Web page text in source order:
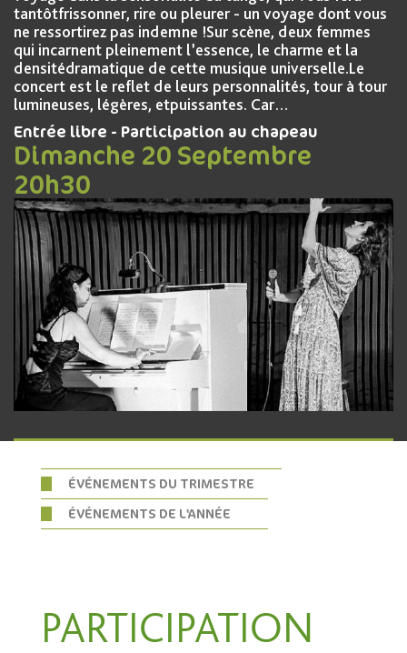
tantôtfrissonner, rire ou pleurer - un voyage dont vous
ne ressortirez pas indemne !Sur scène, deux femmes
qui incarnent pleinement l’essence, le charme et la
densitédramatique de cette musique universelle.Le
concert est le reflet de leurs personnalités, tour à tour
lumineuses, légères, etpuissantes. Car…
Entrée libre - Participation au chapeau
Dimanche 20 Septembre
20h30
ÉVÉNEMENTS DU TRIMESTRE
ÉVÉNEMENTS DE L'ANNÉE
PARTICIPATION